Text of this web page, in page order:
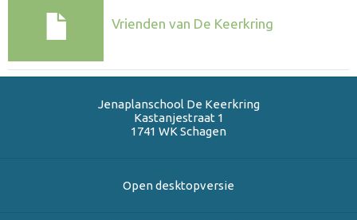
Bellen
Vrienden van De Keerkring
Jenaplanschool De Keerkring
Kastanjestraat 1
1741 WK Schagen
Open desktopversie